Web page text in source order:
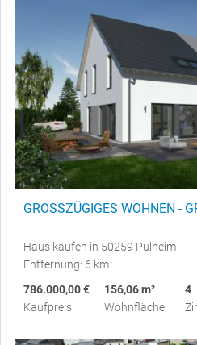
GROSSZÜGIGES WOHNEN -
Haus kaufen in 50259 Pulheim
Entfernung: 6 km
786.000,00 €
Kaufpreis
156,06 m²
Wohnfläche
4